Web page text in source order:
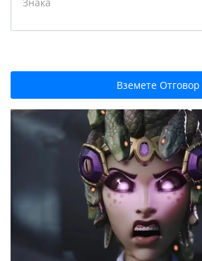
Вземете Отговор